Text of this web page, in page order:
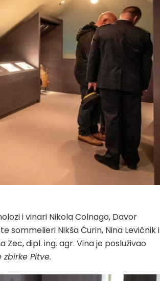
i vinari Nikola Colnago, Davor
sommelieri Nikša Ćurin, Nina Levičnik i
dipl. ing. agr. Vina je posluživao
Pitve.